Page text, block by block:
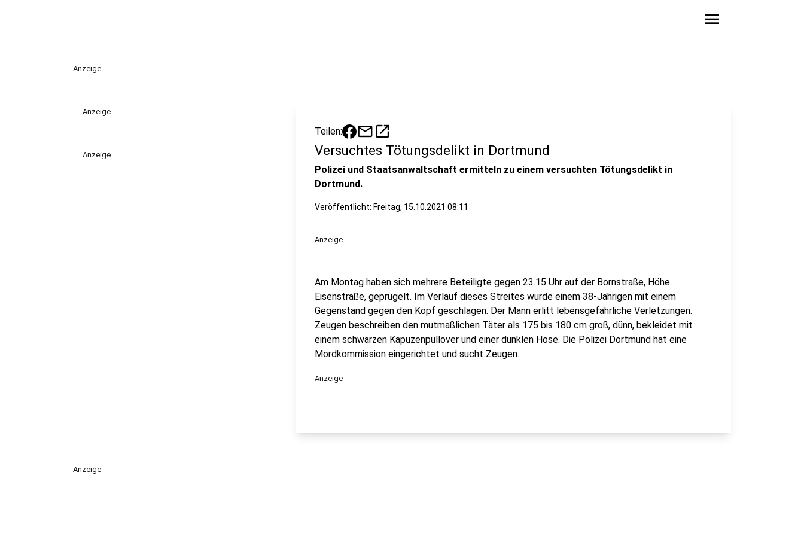
menu
Anzeige
Anzeige
Anzeige
Teilen: mailopen_in_new
Versuchtes Tötungsdelikt in Dortmund
Polizei und Staatsanwaltschaft ermitteln zu einem versuchten Tötungsdelikt in
Dortmund.
Veröffentlicht: Freitag, 15.10.2021 08:11
Anzeige
Am Montag haben sich mehrere Beteiligte gegen 23.15 Uhr auf der Bornstraße, Höhe
Eisenstraße, geprügelt. Im Verlauf dieses Streites wurde einem 38-Jährigen mit einem
Gegenstand gegen den Kopf geschlagen. Der Mann erlitt lebensgefährliche Verletzungen.
Zeugen beschreiben den mutmaßlichen Täter als 175 bis 180 cm groß, dünn, bekleidet mit
einem schwarzen Kapuzenpullover und einer dunklen Hose. Die Polizei Dortmund hat eine
Mordkommission eingerichtet und sucht Zeugen.
Anzeige
Anzeige